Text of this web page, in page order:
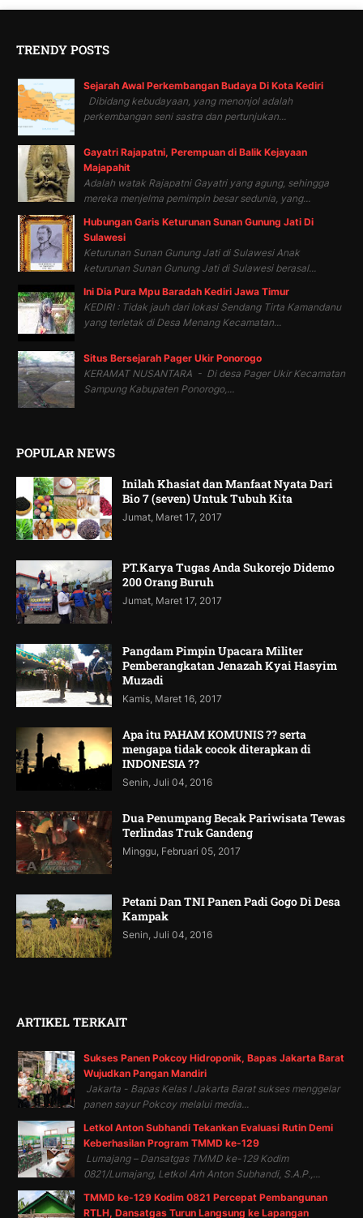
TRENDY POSTS
Sejarah Awal Perkembangan Budaya Di Kota Kediri
Dibidang kebudayaan, yang menonjol adalah
perkembangan seni sastra dan pertunjukan...
Gayatri Rajapatni, Perempuan di Balik Kejayaan
Majapahit
Adalah watak Rajapatni Gayatri yang agung, sehingga
mereka menjelma pemimpin besar sedunia, yang...
Hubungan Garis Keturunan Sunan Gunung Jati Di
Sulawesi
Keturunan Sunan Gunung Jati di Sulawesi Anak
keturunan Sunan Gunung Jati di Sulawesi berasal...
Ini Dia Pura Mpu Baradah Kediri Jawa Timur
KEDIRI : Tidak jauh dari lokasi Sendang Tirta Kamandanu
yang terletak di Desa Menang Kecamatan...
Situs Bersejarah Pager Ukir Ponorogo
KERAMAT NUSANTARA - Di desa Pager Ukir Kecamatan
Sampung Kabupaten Ponorogo,...
POPULAR NEWS
Inilah Khasiat dan Manfaat Nyata Dari
Bio 7 (seven) Untuk Tubuh Kita
Jumat, Maret 17, 2017
PT.Karya Tugas Anda Sukorejo Didemo
200 Orang Buruh
Jumat, Maret 17, 2017
Pangdam Pimpin Upacara Militer
Pemberangkatan Jenazah Kyai Hasyim
Muzadi
Kamis, Maret 16, 2017
Apa itu PAHAM KOMUNIS ?? serta
mengapa tidak cocok diterapkan di
INDONESIA ??
Senin, Juli 04, 2016
Dua Penumpang Becak Pariwisata Tewas
Terlindas Truk Gandeng
Minggu, Februari 05, 2017
Petani Dan TNI Panen Padi Gogo Di Desa
Kampak
Senin, Juli 04, 2016
ARTIKEL TERKAIT
Sukses Panen Pokcoy Hidroponik, Bapas Jakarta Barat
Wujudkan Pangan Mandiri
Jakarta - Bapas Kelas I Jakarta Barat sukses menggelar
panen sayur Pokcoy melalui media...
Letkol Anton Subhandi Tekankan Evaluasi Rutin Demi
Keberhasilan Program TMMD ke-129
Lumajang – Dansatgas TMMD ke-129 Kodim
0821/Lumajang, Letkol Arh Anton Subhandi, S.A.P.,...
TMMD ke-129 Kodim 0821 Percepat Pembangunan
RTLH, Dansatgas Turun Langsung ke Lapangan